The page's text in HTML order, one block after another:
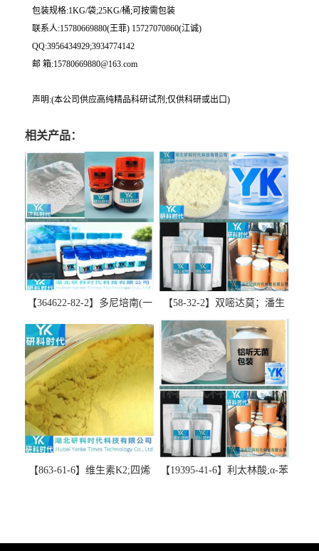
包装规格:1KG/袋;25KG/桶;可按需包装
联系人:15780669880(王菲) 15727070860(江诚)
QQ:3956434929;3934774142
邮 箱:15780669880@163.com
声明:(本公司供应高纯精品科研试剂;仅供科研或出口)
相关产品：
【364622-82-2】多尼培南(一
精品科研试剂-湖北研科时代
科技-“研”无止境;“科”学创
新！支持三方验证；支持定
制；检测图谱；MSDS等技术
支持！
【58-32-2】双嘧达莫；潘生
丁-精品科研试剂-湖北研科时
代科技-“研”无止境;“科”学创
新！支持三方验证；支持定
制；检测图谱；MSDS等技术
支持！
【863-61-6】维生素K2;四烯
方验证 -业务咨询联系-王菲
【19395-41-6】利太林酸;α-苯
持三方验证；支持定制；检